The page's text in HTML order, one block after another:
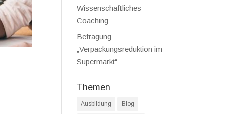
Wissenschaftliches
Coaching
Befragung
„Verpackungsreduktion im
Supermarkt“
Themen
Ausbildung Blog